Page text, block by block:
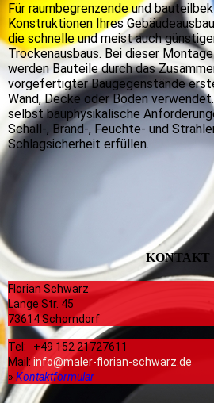
Für raumbegrenzende und
Konstruktionen Ihres
die schnelle und meist auch
Trockenausbaus. Bei dieser
werden Bauteile durch das
vorgefertigter Baugegenstände
Wand, Decke oder Boden
selbst bauphysikalische
Schall-, Brand-, Feuchte- und
Schlagsicherheit erfüllen.
KONTAKT
Florian Schwarz
Lange Str. 45
73614 Schorndorf
Tel: +49 152 21727611
Mail:info@maler-florian-schwarz.de
» Kontaktformular